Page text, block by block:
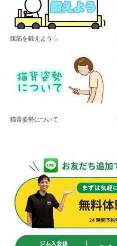
腹筋を鍛えよう
猫背姿勢について